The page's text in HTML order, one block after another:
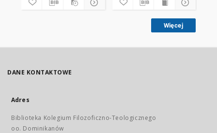
Więcej
DANE KONTAKTOWE
Adres
Biblioteka Kolegium Filozoficzno-Teologicznego
oo. Dominikanów